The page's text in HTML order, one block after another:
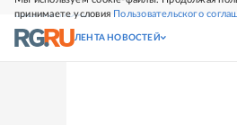
принимаете условия Пользовательского
СВЕЖИЙ НОМЕР
ЛЕНТА НОВОСТЕЙ